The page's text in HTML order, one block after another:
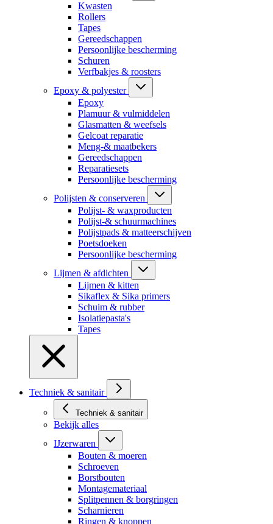
Kwasten
Rollers
Tapes
Gereedschappen
Persoonlijke bescherming
Schuren
Verfbakjes & roosters
Epoxy & polyester
Epoxy
Plamuur & vulmiddelen
Glasmatten & weefsels
Gelcoat reparatie
Meng-& maatbekers
Gereedschappen
Reparatiesets
Persoonlijke bescherming
Polijsten & conserveren
Polijst- & waxproducten
Polijst-& schuurmachines
Polijstpads & matteerschijven
Poetsdoeken
Persoonlijke bescherming
Lijmen & afdichten
Lijmen & kitten
Sikaflex & Sika primers
Schuim & rubber
Isolatiepasta's
Tapes
Techniek & sanitair
Techniek & sanitair
Bekijk alles
IJzerwaren
Bouten & moeren
Schroeven
Borstbouten
Montagemateriaal
Splitpennen & borgringen
Scharnieren
Ringen & knoppen